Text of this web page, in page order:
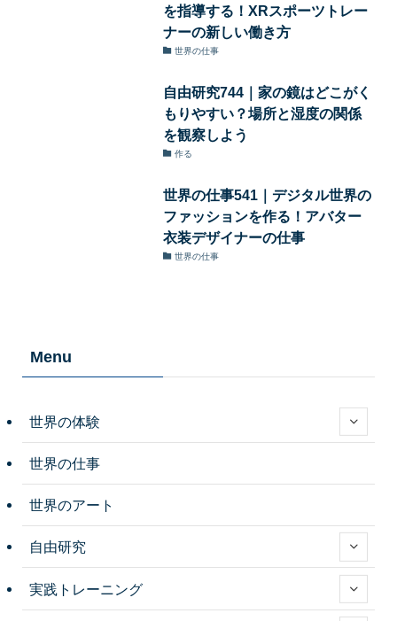
を指導する！XRスポーツトレー
ナーの新しい働き方
世界の仕事
自由研究744｜家の鏡はどこがく
もりやすい？場所と湿度の関係
を観察しよう
作る
世界の仕事541｜デジタル世界の
ファッションを作る！アバター
衣装デザイナーの仕事
世界の仕事
Menu
世界の体験
世界の仕事
世界のアート
自由研究
実践トレーニング